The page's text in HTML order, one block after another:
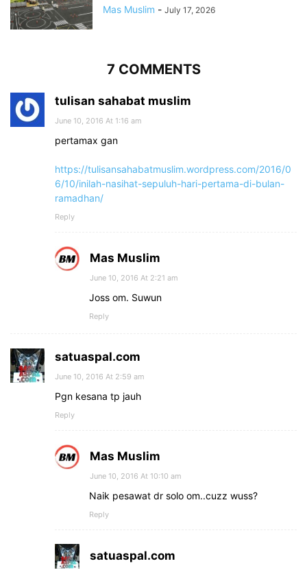
Mas Muslim - July 17, 2026
7 COMMENTS
tulisan sahabat muslim
June 10, 2016 At 1:16 am
pertamax gan
https://tulisansahabatmuslim.wordpress.com/2016/0
6/10/inilah-nasihat-sepuluh-hari-pertama-di-bulan-
ramadhan/
Reply
Mas Muslim
June 10, 2016 At 2:21 am
Joss om. Suwun
Reply
satuaspal.com
June 10, 2016 At 2:59 am
Pgn kesana tp jauh
Reply
Mas Muslim
June 10, 2016 At 10:10 am
Naik pesawat dr solo om..cuzz wuss?
Reply
satuaspal.com